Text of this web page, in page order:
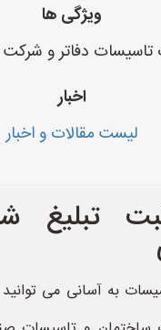
ویژگی ها
تاسیسات دفاتر و
اخبار
لیست مقالات و اخبار
تبلیغ
به آسانی می